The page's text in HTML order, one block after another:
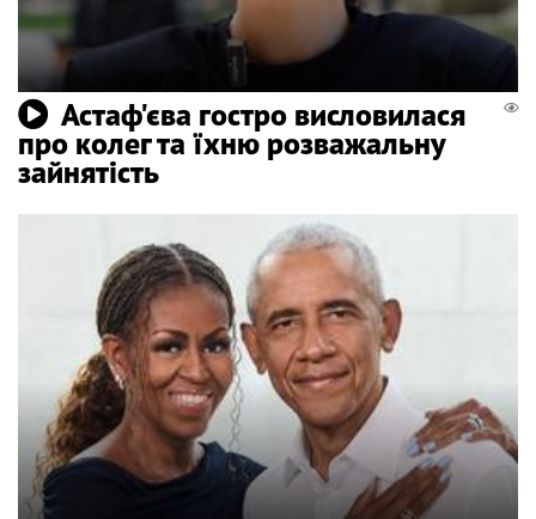
Астаф'єва гостро висловилася
про колег та їхню розважальну
зайнятість